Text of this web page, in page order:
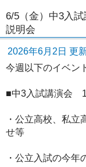
6/5（金）中3入
説明会
2026年6月2日 更
今週以下のイベン
■中3入試講演会
・公立高校、私
せ等
・公立入試の今年